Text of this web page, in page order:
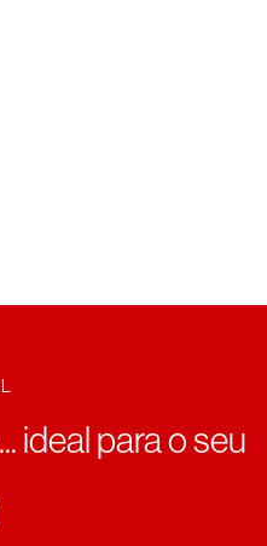
ideal para o seu